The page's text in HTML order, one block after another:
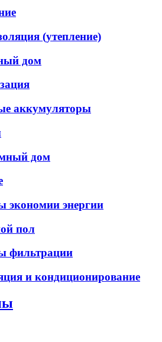
(утепление)
дом
аккумуляторы
дом
экономии энергии
пол
фильтрации
и кондиционирование